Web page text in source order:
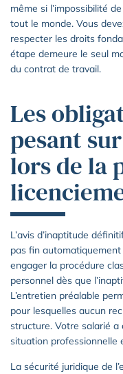
même si l’impossibilité
tout le monde. Vous
respecter les droits
étape demeure le seul
du contrat de travail.
Les
pesant
lors de la
L’avis d’inaptitude
pas fin
engager la procédure
personnel dès que
L’entretien préalable
pour lesquelles aucun
structure. Votre salarié a
situation professionnelle
La sécurité juridique de